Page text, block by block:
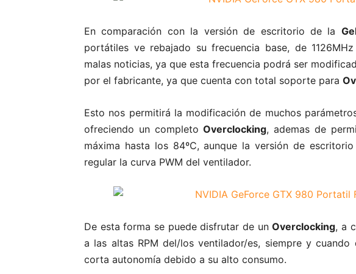
En comparación con la versión de escritorio de la
portátiles ve rebajado su frecuencia base, de
malas noticias, ya que esta frecuencia podrá ser
por el fabricante, ya que cuenta con total soporte para
Esto nos permitirá la modificación de muchos
ofreciendo un completoOverclocking, ademas de
máxima hasta los 84ºC, aunque la versión de
regular la curva PWM del ventilador.
De esta forma se puede disfrutar de unOverclocking, a
a las altas RPM del/los ventilador/es, siempre y
corta autonomía debido a su alto consumo.